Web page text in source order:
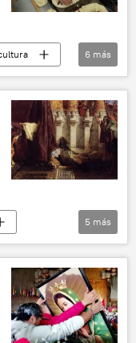
6 más
5 más